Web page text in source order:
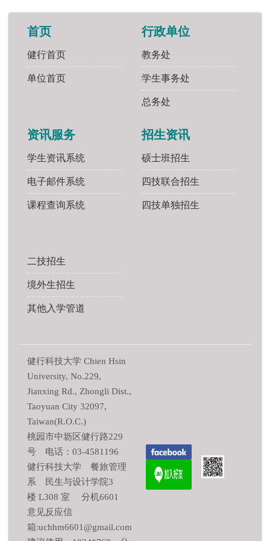
首页
健行首页
单位首页
行政单位
教务处
学生事务处
总务处
资讯服务
学生资讯系统
电子邮件系统
课程查询系统
招生资讯
硕士班招生
四技联合招生
四技单独招生
二技招生
境外生招生
其他入学管道
健行科技大学 Chien Hsin
University, No.229,
Jianxing Rd., Zhongli Dist.,
Taoyuan City 32097,
Taiwan(R.O.C.)
桃园市中坜区健行路229
号 电话：03-4581196
健行科技大学 餐旅管理
系 民生与设计学院3
楼 L308 室 分机6601
意见反应信
箱:uchhm6601@gmail.com